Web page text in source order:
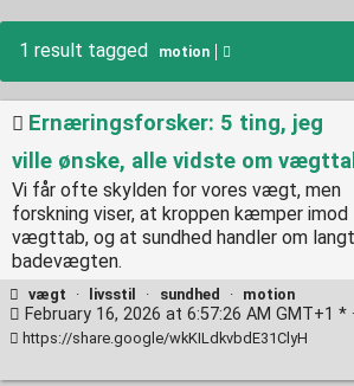
1 result tagged motion
Ernæringsforsker: 5 ting, jeg
ville ønske, alle vidste om
Vi får ofte skylden for vores vægt, men
forskning viser, at kroppen kæmper imod
vægttab, og at sundhed handler om
badevægten.
vægt · livsstil · sundhed · motion
February 16, 2026 at 6:57:26 AM GMT+1 * ·
https://share.google/wkKILdkvbdE31ClyH